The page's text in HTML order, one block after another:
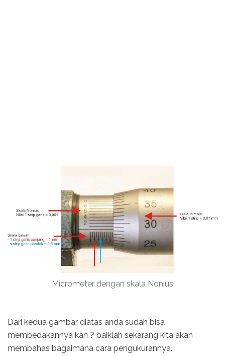
Micrometer dengan skala Nonius
Dari kedua gambar diatas anda sudah bisa
membedakannya kan ? baiklah sekarang kita akan
membahas bagaimana cara pengukurannya.